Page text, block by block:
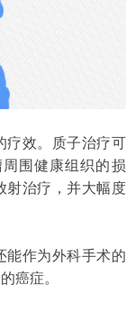
疗效。质子治疗可
围健康组织的损
射治疗，并大幅度
能作为外科手术的
癌症。